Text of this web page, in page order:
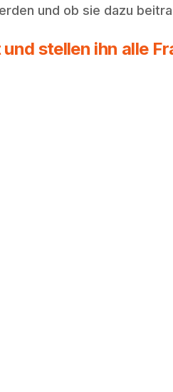
und ob sie dazu
stellen ihn alle